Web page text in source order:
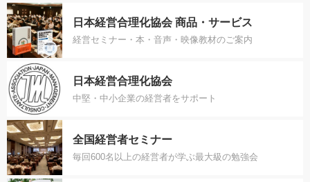
日本経営合理化協会 商品・サービス
経営セミナー・本・音声・映像教材のご案内
日本経営合理化協会
中堅・中小企業の経営者をサポート
全国経営者セミナー
毎回600名以上の経営者が学ぶ最大級の勉強会